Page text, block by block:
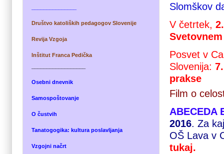
Slomškov
V četrtek,
Posvet v
Slovenija:
prakse
Film o
ABECEDA
2016. Za
OŠ Lava v
tukaj.
Društvo katoliških pedagogov Slovenije
Revija Vzgoja
Inštitut Franca Pedička
Osebni dnevnik
Samospoštovanje
O čustvih
Tanatogogika: kultura poslavljanja
Vzgojni načrt